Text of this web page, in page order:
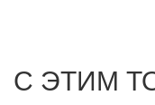
С ЭТИМ